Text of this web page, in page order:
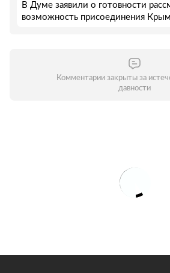
В Думе заявили о готовности
возможность присоединения
Комментарии закрыты за
давности